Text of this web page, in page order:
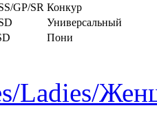
GP/SR Конкур
Универсальный
Пони
Ladies/